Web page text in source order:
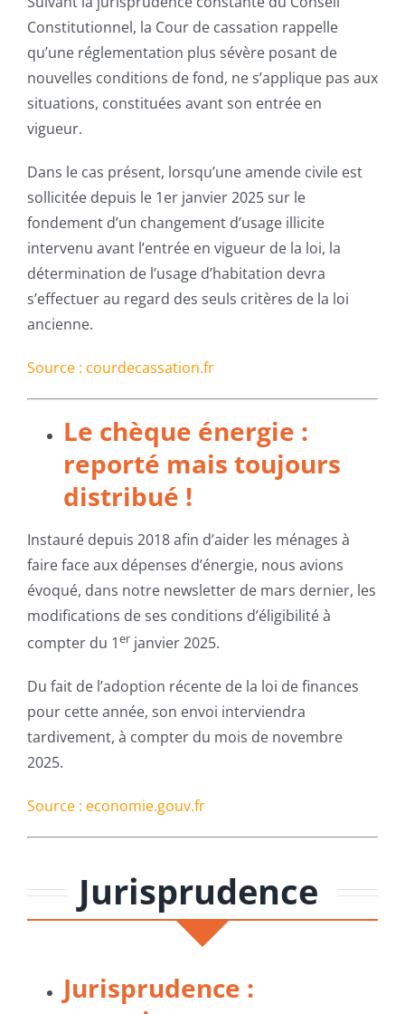
Constitutionnel, la Cour de cassation rappelle
qu’une réglementation plus sévère posant de
nouvelles conditions de fond, ne s’applique pas aux
situations, constituées avant son entrée en
vigueur.
Dans le cas présent, lorsqu’une amende civile est
sollicitée depuis le 1er janvier 2025 sur le
fondement d’un changement d’usage illicite
intervenu avant l’entrée en vigueur de la loi, la
détermination de l’usage d’habitation devra
s’effectuer au regard des seuls critères de la loi
ancienne.
Source : courdecassation.fr
Le chèque énergie :
reporté mais toujours
distribué !
Instauré depuis 2018 afin d’aider les ménages à
faire face aux dépenses d’énergie, nous avions
évoqué, dans notre newsletter de mars dernier, les
modifications de ses conditions d’éligibilité à
compter du 1erjanvier 2025.
Du fait de l’adoption récente de la loi de finances
pour cette année, son envoi interviendra
tardivement, à compter du mois de novembre
2025.
Source : economie.gouv.fr
Jurisprudence
Jurisprudence :